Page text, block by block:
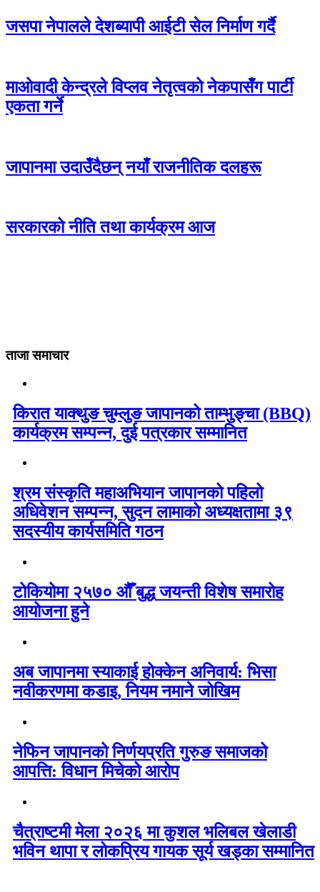
जसपा नेपालले देशब्यापी आईटी सेल निर्माण गर्दै
माओवादी केन्द्रले विप्लव नेतृत्वको नेकपासँग पार्टी
एकता गर्ने
जापानमा उदाउँदैछन् नयाँ राजनीतिक दलहरू
सरकारको नीति तथा कार्यक्रम आज
ताजा समाचार
किरात याक्थुङ चुम्लुङ जापानको ताम्भुङ्चा (BBQ)
कार्यक्रम सम्पन्न, दुई पत्रकार सम्मानित
श्रम संस्कृति महाअभियान जापानको पहिलो
अधिवेशन सम्पन्न, सुदन लामाको अध्यक्षतामा ३९
सदस्यीय कार्यसमिति गठन
टोकियोमा २५७० औँ बुद्ध जयन्ती विशेष समारोह
आयोजना हुने
अब जापानमा स्याकाई होक्केन अनिवार्य: भिसा
नवीकरणमा कडाइ, नियम नमाने जोखिम
नेफिन जापानको निर्णयप्रति गुरुङ समाजको
आपत्ति: विधान मिचेको आरोप
चैत्राष्टमी मेला २०२६ मा कुशल भलिबल खेलाडी
भविन थापा र लोकप्रिय गायक सूर्य खड्का सम्मानित